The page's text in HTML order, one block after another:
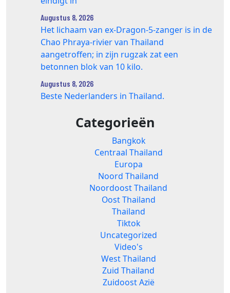
Augustus 8, 2026
Het lichaam van ex-Dragon‑5‑zanger is in de
Chao Phraya‑rivier van Thailand
aangetroffen; in zijn rugzak zat een
betonnen blok van 10 kilo.
Augustus 8, 2026
Beste Nederlanders in Thailand.
Categorieën
Bangkok
Centraal Thailand
Europa
Noord Thailand
Noordoost Thailand
Oost Thailand
Thailand
Tiktok
Uncategorized
Video's
West Thailand
Zuid Thailand
Zuidoost Azië